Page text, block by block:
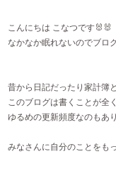
こんにちは こなつです🐰🐰
なかなか眠れないのでブロ
昔から日記だったり家計簿
このブログは書くことが全
ゆるめの更新頻度なのもあ
みなさんに自分のことをも